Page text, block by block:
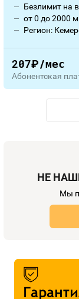
Безлимит на
от 0 до 2000
Регион:
207руб./мес
Абонентская
НЕ
Мы